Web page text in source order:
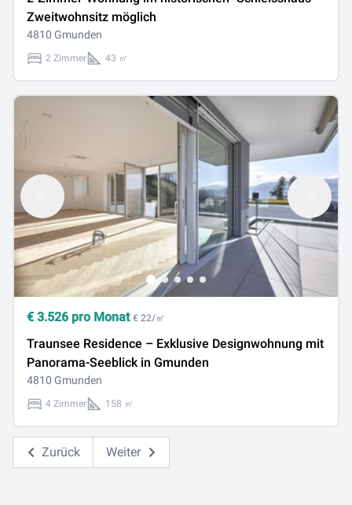
Zweitwohnsitz möglich
4810 Gmunden
2 Zimmer 43 ㎡
€ 3.526 pro Monat € 22/㎡
Traunsee Residence – Exklusive Designwohnung mit
Panorama-Seeblick in Gmunden
4810 Gmunden
4 Zimmer 158 ㎡
Zurück Weiter